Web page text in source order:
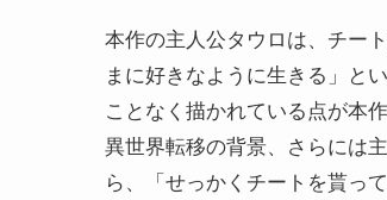
本作の主人公タウロは、チー
まに好きなように生きる」と
ことなく描かれている点が本
異世界転移の背景、さらには
ら、「せっかくチートを貰っ